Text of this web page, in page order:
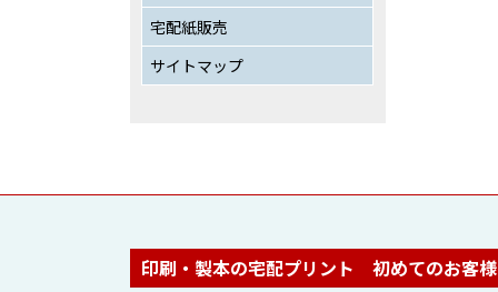
宅配紙販売
サイトマップ
印刷・製本の宅配プリント 初めてのお客様